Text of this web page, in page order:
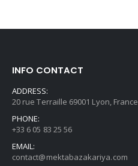
INFO CONTACT
ADDRESS:
20 rue Terraille 69001 Lyon, France
PHONE:
+33 6 05 83 25 56
EMAIL:
contact@mektabazakariya.com